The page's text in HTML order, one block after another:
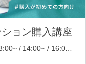
ョン購入講座